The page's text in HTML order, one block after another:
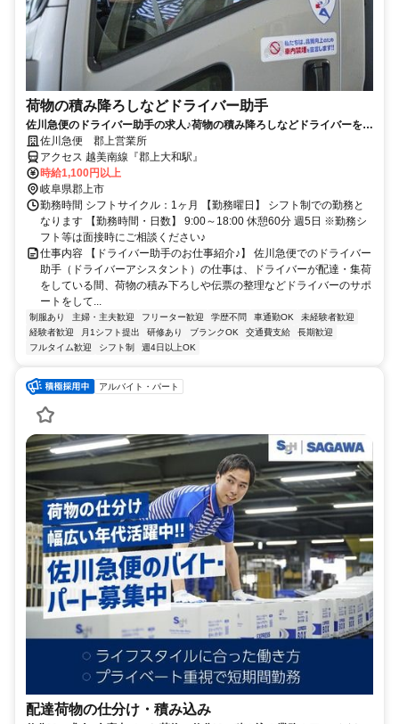
荷物の積み降ろしなどドライバー助手
佐川急便のドライバー助手の求人♪荷物の積み降ろしなどドライバーをサ
ポート！
佐川急便 郡上営業所
アクセス 越美南線『郡上大和駅』
時給1,100円以上
岐阜県郡上市
勤務時間 シフトサイクル：1ヶ月 【勤務曜日】 シフト制での勤務と
なります 【勤務時間・日数】 9:00～18:00 休憩60分 週5日 ※勤務シ
フト等は面接時にご相談ください♪
仕事内容 【ドライバー助手のお仕事紹介♪】 佐川急便でのドライバー
助手（ドライバーアシスタント）の仕事は、ドライバーが配達・集荷
をしている間、荷物の積み下ろしや伝票の整理などドライバーのサポ
ートをして...
制服あり 主婦・主夫歓迎 フリーター歓迎 学歴不問 車通勤OK
未経験者歓迎
経験者歓迎
月1シフト提出 研修あり ブランクOK 交通費支給
長期歓迎
フルタイム歓迎
シフト制 週4日以上OK
アルバイト・パート
配達荷物の仕分け・積み込み